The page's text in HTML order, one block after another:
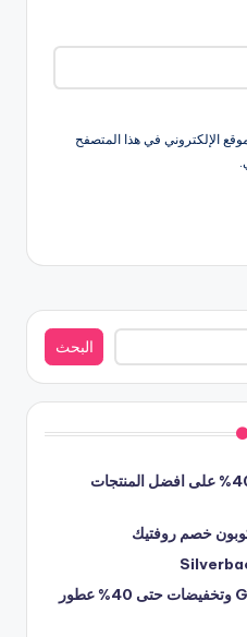
الإلكتروني في هذا المتصفح
البحث
كود خصم متجر ماهر تخفيضات 40% على افضل المنتجات
كود خصم قراس للعطور Grasse وتخفيضات حتى 40% عطور